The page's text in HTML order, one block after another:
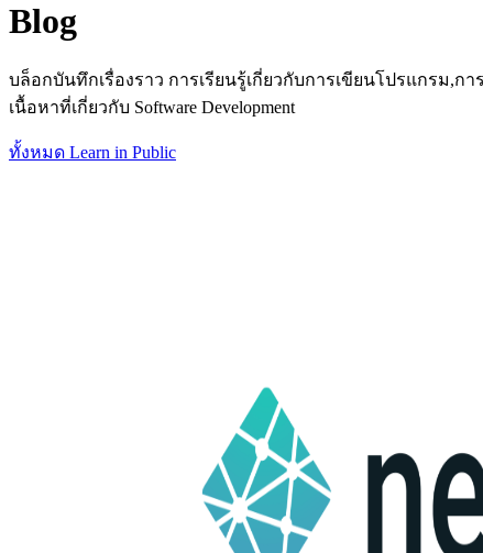
Blog
บล็อกบันทึกเรื่องราว การเรียนรู้เกี่ยวกับการเขียนโปรแกรม,การพัฒ
เนื้อหาที่เกี่ยวกับ Software Development
ทั้งหมด Learn in Public